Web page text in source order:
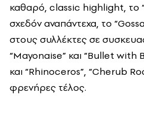
καθαρό, classic highlight, το
σχεδόν αναπάντεχα, το “
στους συλλέκτες σε
“Mayonaise” και “Bullet with
και “Rhinoceros”, “Cherub
φρενήρες τέλος.